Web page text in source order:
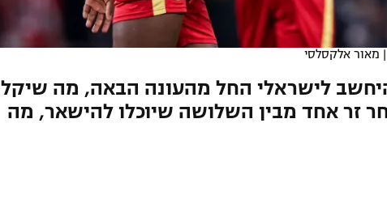
| מאור אלקסלסי
לישראלי החל מהעונה הבאה, מה שיקל
זר אחד מבין השלושה שיוכלו להישאר, מה